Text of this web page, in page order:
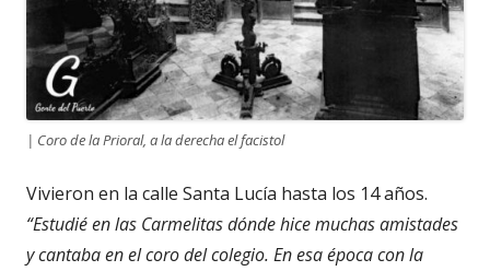
| Coro de la Prioral, a la derecha el facistol
Vivieron en la calle Santa Lucía hasta los 14 años.
“Estudié en las Carmelitas dónde hice muchas amistades
y cantaba en el coro del colegio. En esa época con la